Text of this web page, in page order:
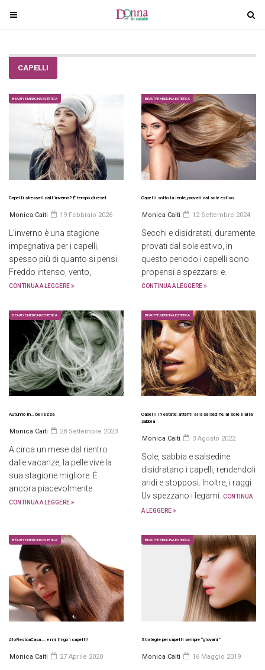
T
o
g
n
g
i
o
T
o
g
a
v
i
g
a
o
CAPELLI
BEAUTY E MEDICINA ESTETICA
Capelli stressati dall’inverno? È tempo di reset
Monica Caiti 19 Febbraio 2026
L’inverno è una stagione
impegnativa per i capelli,
spesso più di quanto si pensi.
Freddo intenso, vento,.
CONTINUA A LEGGERE
BEAUTY E MEDICINA ESTETICA
Capelli sotto la lente, provati dal sole estivo
Monica Caiti 12 Settembre 2024
Secchi e disidratati, duramente
provati dal sole estivo, in
questo periodo i capelli sono
propensi a spezzarsi e.
CONTINUA A LEGGERE
BEAUTY E MEDICINA ESTETICA
Autunno in… bellezza
Monica Caiti 28 Settembre 2023
A circa un mese dal rientro
dalle vacanze, la pelle vive la
sua stagione migliore. È
ancora piacevolmente.
CONTINUA A LEGGERE
BEAUTY E MEDICINA ESTETICA
Capelli in estate: attenti alla salsedine, al sole e alla
sabbia
Monica Caiti 3 Agosto 2022
Sole, sabbia e salsedine
disidratano i capelli, rendendoli
aridi e stopposi. Inoltre, i raggi
Uv spezzano i legami. CONTINUA
A LEGGERE
BEAUTY E MEDICINA ESTETICA
#IoRestoaCasa…. e mi tingo i capelli!
Monica Caiti 27 Aprile 2020
BEAUTY E MEDICINA ESTETICA
Strategie per capelli sempre “giovani”
Monica Caiti 16 Maggio 2019